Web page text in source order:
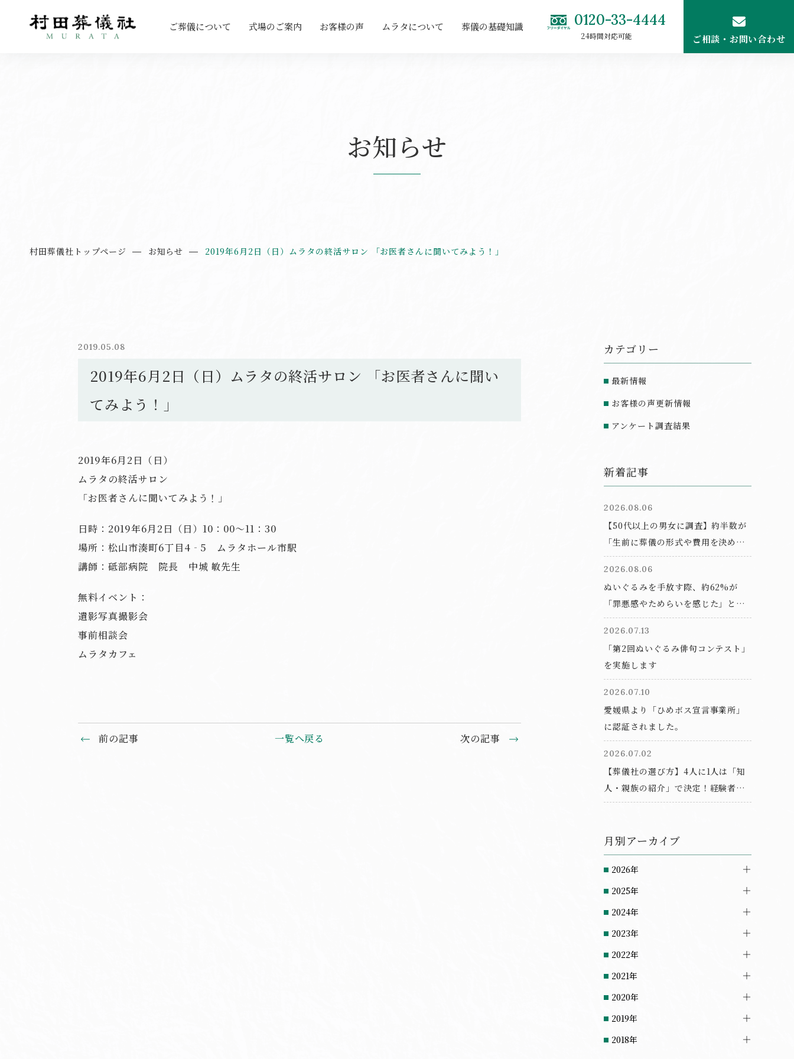
ご葬儀について 式場のご案内 お客様の声 ムラタについて 葬儀の基礎知識 0120-33-4444
24時間対応可能 ご相談・お問い合わせ
お知らせ
村田葬儀社トップページ お知らせ 2019年6月2日（日）ムラタの終活サロン 「お医者さんに聞いてみよう！」
2019.05.08
2019年6月2日（日）ムラタの終活サロン 「お医者さんに聞い
てみよう！」
2019年6月2日（日）
ムラタの終活サロン
「お医者さんに聞いてみよう！」
日時：2019年6月2日（日）10：00～11：30
場所：松山市湊町6丁目4‐5 ムラタホール市駅
講師：砥部病院 院長 中城 敏先生
無料イベント：
遺影写真撮影会
事前相談会
ムラタカフェ
前の記事 一覧へ戻る 次の記事
カテゴリー
最新情報
お客様の声更新情報
アンケート調査結果
新着記事
2026.08.06
【50代以上の男女に調査】約半数が
「生前に葬儀の形式や費用を決めて
おきたい」と回答。一方で相談サー
ビスの利用経験は9.6%にとどまる結
果に
2026.08.06
ぬいぐるみを手放す際、約62%が
「罪悪感やためらいを感じた」と回
答。「ぬいぐるみ供養」という選択
肢とは？
2026.07.13
「第2回ぬいぐるみ俳句コンテスト」
を実施します
2026.07.10
愛媛県より「ひめボス宣言事業所」
に認証されました。
2026.07.02
【葬儀社の選び方】4人に1人は「知
人・親族の紹介」で決定！経験者が
最も信頼する情報源や重視ポイント
月別アーカイブ
2026年
2025年
2024年
2023年
2022年
2021年
2020年
2019年
2018年